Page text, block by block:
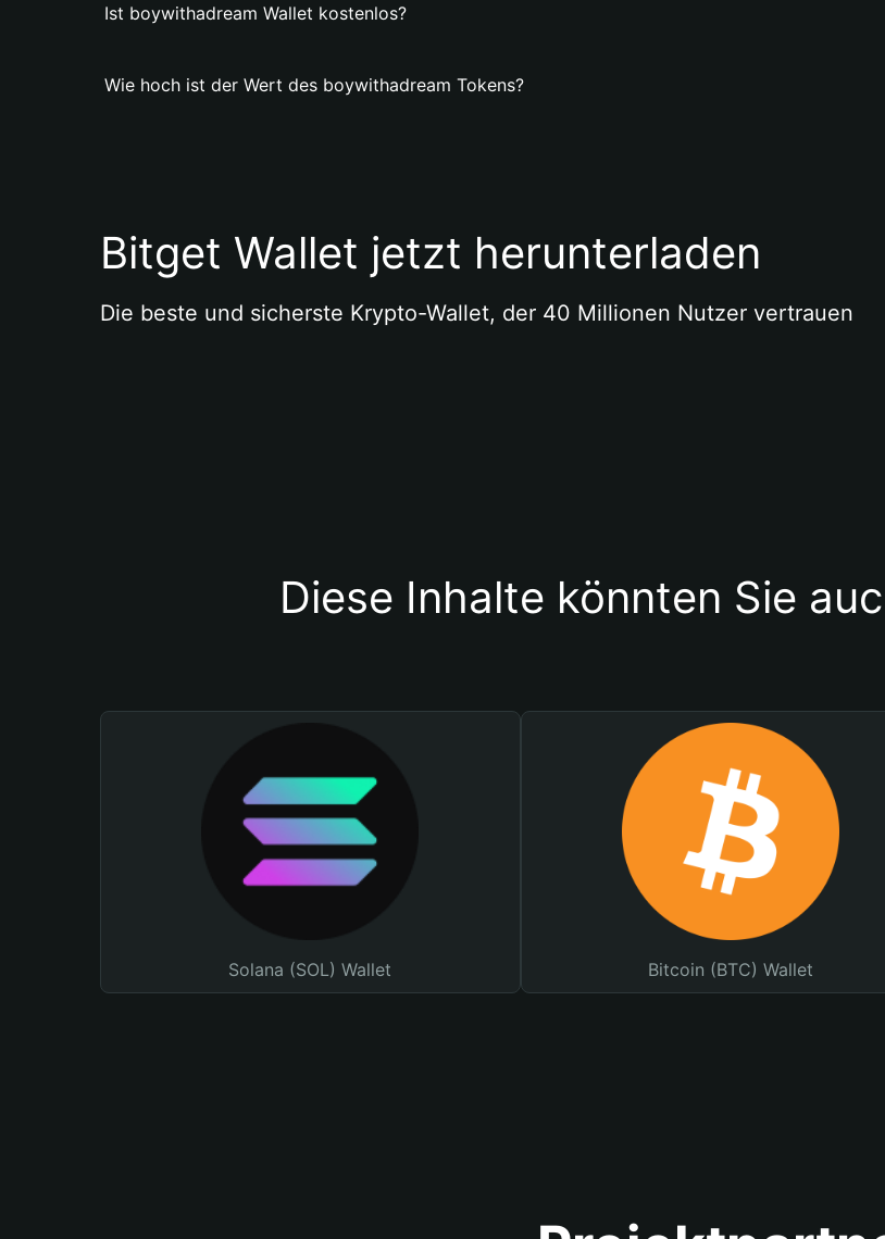
Ist boywithadream Wallet kostenlos?
Wie hoch ist der Wert des boywithadream Tokens?
Bitget Wallet jetzt herunterladen
Die beste und sicherste Krypto-Wallet, der 40 Millionen Nutzer vertrauen
Diese Inhalte könnten Sie
Solana (SOL) Wallet Bitcoin (BTC) Wallet